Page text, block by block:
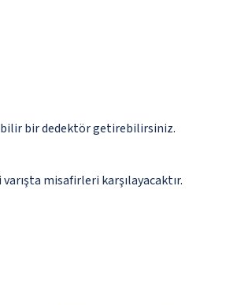
bir dedektör getirebilirsiniz.
misafirleri karşılayacaktır.